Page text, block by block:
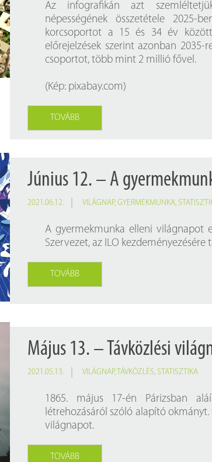
Az infografikán azt
népességének összetétele 2025-
korcsoportot a 15 és 34 év
előrejelzések szerint azonban
csoportot, több mint 2 millió fővel.
(Kép: pixabay.com)
TOVÁBB
Június 12. – A
2021.06.12. VILÁGNAP,GYERMEKMUNKA,
A gyermekmunka elleni világnapot
Szervezet, az ILO
TOVÁBB
Május 13. – Távközlési
2021.05.13. VILÁGNAP, TÁVKÖZLÉS,STATISZTIKA
1865. május 17-én Párizsban
létrehozásáról szóló alapító
világnapot.
TOVÁBB